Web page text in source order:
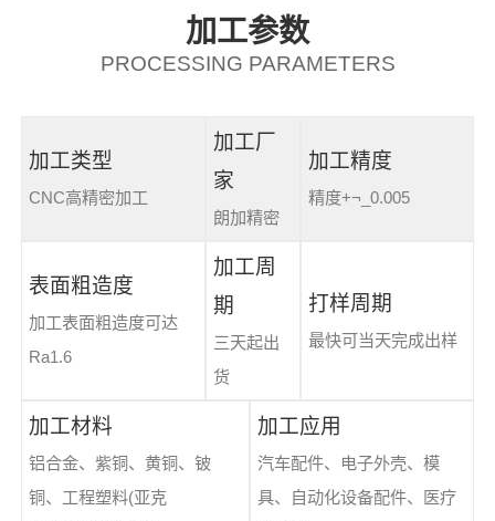
加工参数
PROCESSING PARAMETERS
加工类型
CNC高精密加工
加工厂
家
朗加精密
加工精度
精度+¬_0.005
表面粗造度
加工表面粗造度可达
Ra1.6
加工周
期
三天起出
货
打样周期
最快可当天完成出样
加工材料
铝合金、紫铜、黄铜、铍
铜、工程塑料(亚克
加工应用
汽车配件、电子外壳、模
具、自动化设备配件、医疗